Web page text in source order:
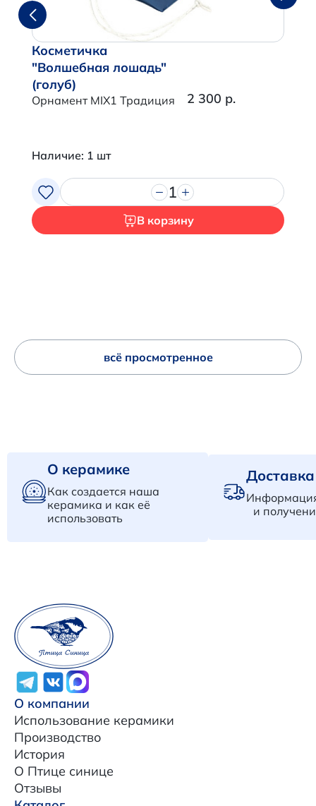
Косметичка
"Волшебная лошадь"
(голуб)
Орнамент MIX1 Традиция 2 300 р.
Наличие: 1 шт
1
В корзину
всё просмотренное
О керамике
Как создается наша
керамика и как её
использовать
и
О компании
Использование керамики
Производство
История
О Птице синице
Отзывы